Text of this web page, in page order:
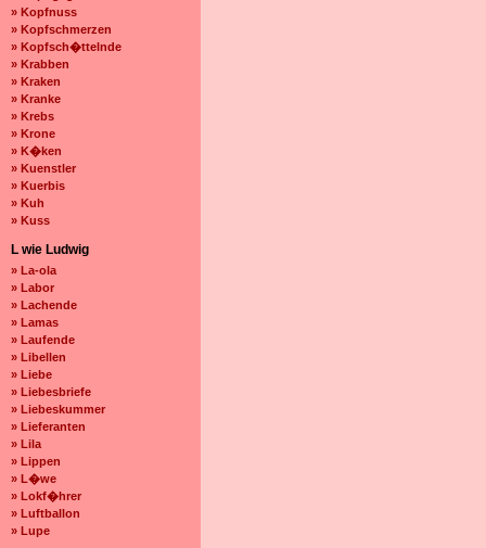
» Kopfnuss
» Kopfschmerzen
» Kopfsch�ttelnde
» Krabben
» Kraken
» Kranke
» Krebs
» Krone
» K�ken
» Kuenstler
» Kuerbis
» Kuh
» Kuss
L wie Ludwig
» La-ola
» Labor
» Lachende
» Lamas
» Laufende
» Libellen
» Liebe
» Liebesbriefe
» Liebeskummer
» Lieferanten
» Lila
» Lippen
» L�we
» Lokf�hrer
» Luftballon
» Lupe